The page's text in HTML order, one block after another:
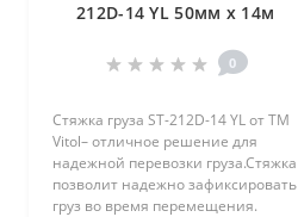
212D-14 YL 50мм х 14м
0
Стяжка груза ST-212D-14 YL от ТМ
Vitol– отличное решение для
надежной перевозки груза.Стяжка
позволит надежно зафиксировать
груз во время перемещения.